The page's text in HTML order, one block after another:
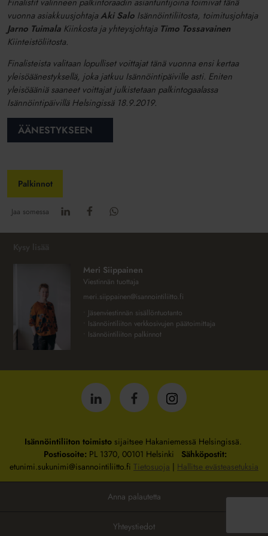
vuonna asiakkuusjohtajaAki Salo Isännöintiliitosta, toimitusjohtaja
Jarno Tuimala Kiinkosta ja yhteysjohtaja Timo Tossavainen
Kiinteistöliitosta.
Finalisteista valitaan lopulliset voittajat tänä vuonna ensi kertaa
yleisöäänestyksellä, joka jatkuu Isännöintipäiville asti. Eniten
yleisöääniä saaneet voittajat julkistetaan palkintogaalassa
Isännöintipäivillä Helsingissä 18.9.2019.
ÄÄNESTYKSEEN
Palkinnot
Jaa somessa
Meri Siippainen
Viestinnän tuottaja
meri.siippainen@isannointiliitto.fi
• Jäsenviestinnän sisällöntuotanto
• Isännöintiliiton verkkosivujen päätoimittaja
• Isännöintiliiton palkinnot
IsännöintiliittoIsännöintiliittoIsännöintiliitto
Isännöintiliiton toimistosijaitsee Hakaniemessä Helsingissä.
Postiosoite: PL 1370, 00101 Helsinki Sähköpostit:
etunimi.sukunimi@isannointiliitto.fi Tietosuoja | Hallitse evästeasetuksia
Anna palautetta
Yhteystiedot